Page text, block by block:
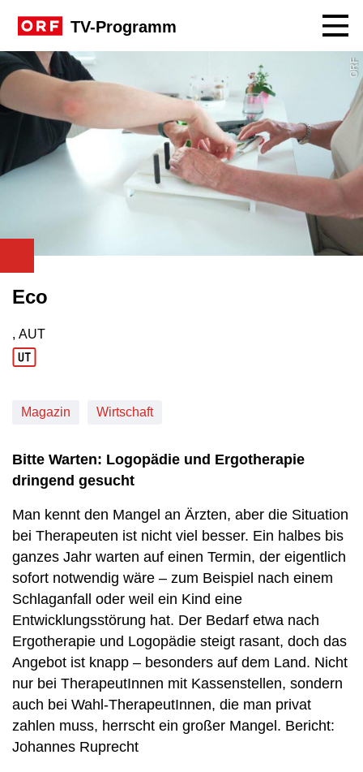
TV-Programm
ORF
Eco
Produktionsland: AUT
, AUT
Magazin Wirtschaft
Bitte Warten: Logopädie und Ergotherapie
dringend gesucht
Man kennt den Mangel an Ärzten, aber die Situation
bei Therapeuten ist nicht viel besser. Ein halbes bis
ganzes Jahr warten auf einen Termin, der eigentlich
sofort notwendig wäre – zum Beispiel nach einem
Schlaganfall oder weil ein Kind eine
Entwicklungsstörung hat. Der Bedarf etwa nach
Ergotherapie und Logopädie steigt rasant, doch das
Angebot ist knapp – besonders auf dem Land. Nicht
nur bei TherapeutInnen mit Kassenstellen, sondern
auch bei Wahl-TherapeutInnen, die man privat
zahlen muss, herrscht ein großer Mangel. Bericht:
Johannes Ruprecht